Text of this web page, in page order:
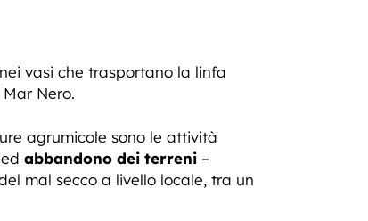
vasi che trasportano la linfa
Nero.
agrumicole sono le attività
ed abbandono dei terreni –
mal secco a livello locale, tra un